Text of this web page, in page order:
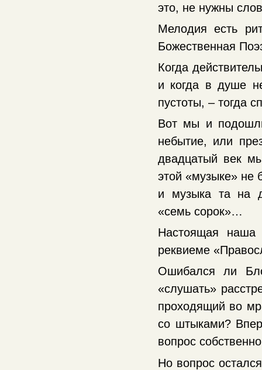
это, не нужны
Мелодия есть
Божественная
Когда
и когда в душе
пустоты, – тогда
Вот мы и
небытие, или
двадцатый век
этой «музыке» не
и музыка та на
«семь сорок»…
Настоящая наша
реквиеме
Ошибался ли
«слушать»
проходящий во
со штыками?
вопрос
Но вопрос